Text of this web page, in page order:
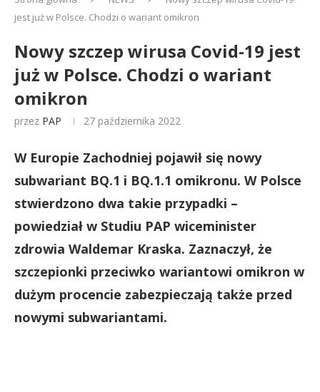
jest już w Polsce. Chodzi o wariant omikron
Nowy szczep wirusa Covid-19 jest
już w Polsce. Chodzi o wariant
omikron
przez PAP 27 października 2022
W Europie Zachodniej pojawił się nowy
subwariant BQ.1 i BQ.1.1 omikronu. W Polsce
stwierdzono dwa takie przypadki –
powiedział w Studiu PAP wiceminister
zdrowia Waldemar Kraska. Zaznaczył, że
szczepionki przeciwko wariantowi omikron w
dużym procencie zabezpieczają także przed
nowymi subwariantami.